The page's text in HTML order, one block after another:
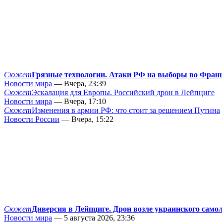
СюжетГрязные технологии. Атаки РФ на выборы во
Новости мира — Вчера, 23:39
СюжетЭскалация для Европы. Российский дрон в Лейпциге
Новости мира — Вчера, 17:10
СюжетИзменения в армии РФ: что стоит за решением Путина
Новости России — Вчера, 15:22
СюжетДиверсия в Лейпциге. Дрон возле украинского
Новости мира — 5 августа 2026, 23:36